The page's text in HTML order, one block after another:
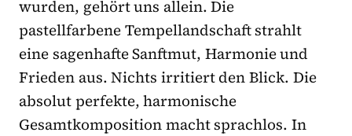
wurden, gehört uns allein. Die
pastellfarbene Tempellandschaft strahlt
eine sagenhafte Sanftmut, Harmonie und
Frieden aus. Nichts irritiert den Blick. Die
absolut perfekte, harmonische
Gesamtkomposition macht sprachlos. In